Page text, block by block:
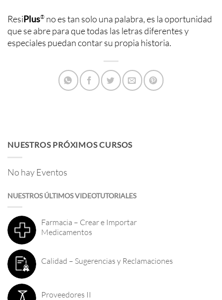
ResiPlus® no es tan solo una palabra, es la oportunidad
que se abre para que todas las letras diferentes y
especiales puedan contar su propia historia.
NUESTROS PRÓXIMOS CURSOS
No hay Eventos
NUESTROS ÚLTIMOS VIDEOTUTORIALES
Farmacia – Crear e Importar
Medicamentos
Calidad – Sugerencias y Reclamaciones
Proveedores II